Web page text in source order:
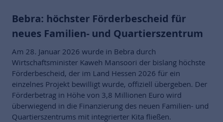
Bebra: höchster Förderbescheid für
neues Familien- und Quartierszentrum
Am 28. Januar 2026 wurde in Bebra durch
Wirtschaftsminister Kaweh Mansoori der bislang höchste
Förderbescheid, der im Land Hessen 2026 für ein
einzelnes Projekt bewilligt wurde, offiziell übergeben. Der
Förderbetrag in Höhe von 3,8 Millionen Euro wird
überwiegend in die Finanzierung des neuen Familien- und
Quartierszentrums mit integrierter Kita fließen.